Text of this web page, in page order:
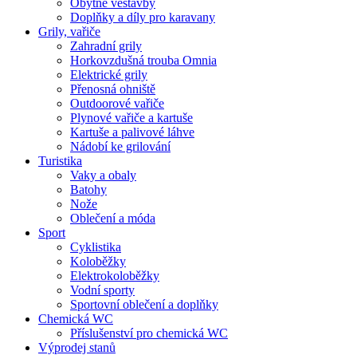
Doplňky a díly pro karavany
Grily, vařiče
Zahradní grily
Horkovzdušná trouba Omnia
Elektrické grily
Přenosná ohniště
Outdoorové vařiče
Plynové vařiče a kartuše
Kartuše a palivové láhve
Nádobí ke grilování
Turistika
Vaky a obaly
Batohy
Nože
Oblečení a móda
Sport
Cyklistika
Koloběžky
Elektrokoloběžky
Vodní sporty
Sportovní oblečení a doplňky
Chemická WC
Příslušenství pro chemická WC
Výprodej stanů